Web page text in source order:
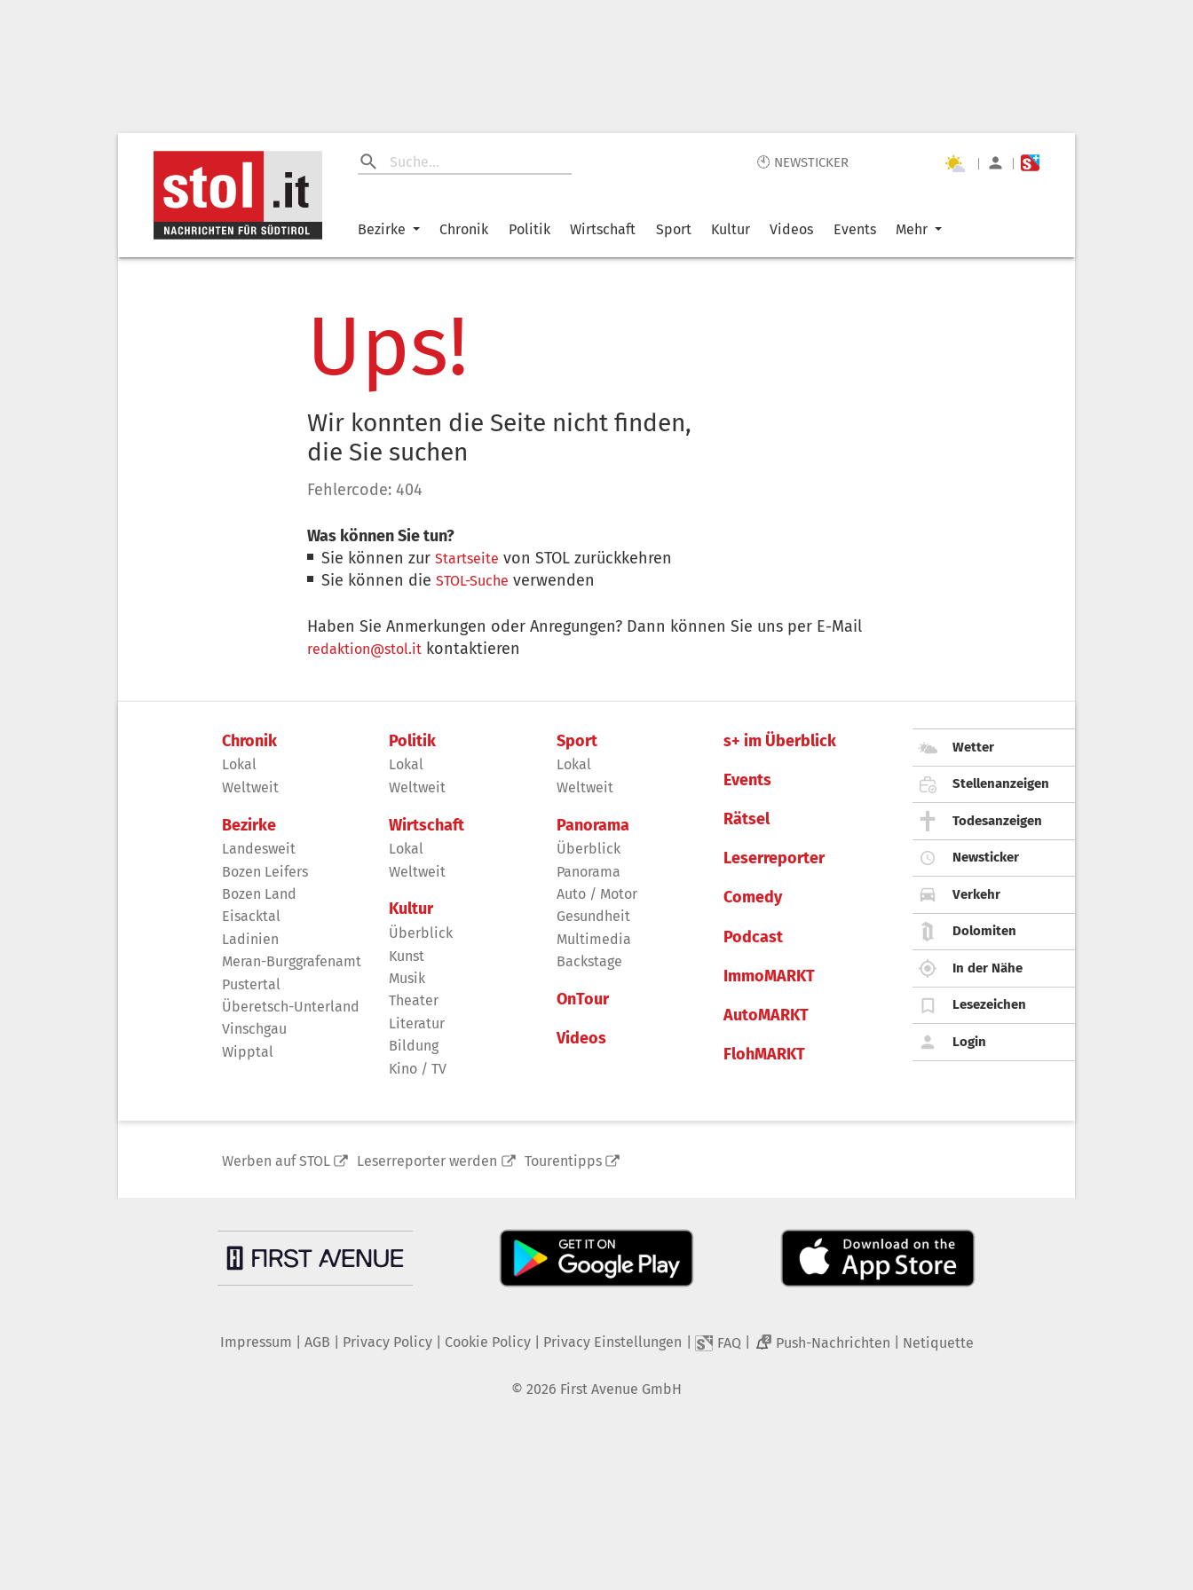
🕙 NEWSTICKER | |
Bezirke Chronik Politik Wirtschaft Sport Kultur Videos Events Mehr
Ups!
Wir konnten die Seite nicht finden,
die Sie suchen
Fehlercode: 404
Was können Sie tun?
Sie können zurStartseite von STOL zurückkehren
Sie können dieSTOL-Suche verwenden
Haben Sie Anmerkungen oder Anregungen? Dann können Sie uns per E-Mail
redaktion@stol.it kontaktieren
Chronik
Lokal
Weltweit
Bezirke
Landesweit
Bozen Leifers
Bozen Land
Eisacktal
Ladinien
Meran-Burggrafenamt
Pustertal
Überetsch-Unterland
Vinschgau
Wipptal
Politik
Lokal
Weltweit
Wirtschaft
Lokal
Weltweit
Kultur
Überblick
Kunst
Musik
Theater
Literatur
Bildung
Kino / TV
Sport
Lokal
Weltweit
Panorama
Überblick
Panorama
Auto / Motor
Gesundheit
Multimedia
Backstage
OnTour
Videos
s+ im Überblick
Events
Rätsel
Leserreporter
Comedy
Podcast
ImmoMARKT
AutoMARKT
FlohMARKT
Wetter
Stellenanzeigen
Todesanzeigen
Newsticker
Verkehr
Dolomiten
In der Nähe
Lesezeichen
Login
Werben auf STOL Leserreporter werden Tourentipps
Impressum AGB Privacy Policy| Cookie Policy| Privacy Einstellungen FAQ 2 Push-Nachrichten Netiquette
© 2026 First Avenue GmbH